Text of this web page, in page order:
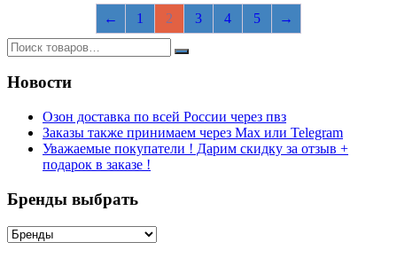
← 1 2 3 4 5 →
Новости
Озон доставка по всей России через пвз
Заказы также принимаем через Max или Telegram
Уважаемые покупатели ! Дарим скидку за отзыв +
подарок в заказе !
Бренды выбрать